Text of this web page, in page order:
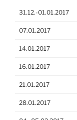
31.12.-01.01.2017
07.01.2017
14.01.2017
16.01.2017
21.01.2017
28.01.2017